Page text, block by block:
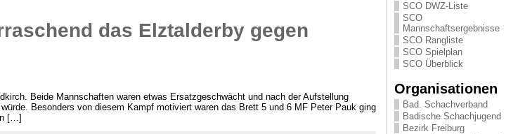
das Elztalderby gegen
Beide Mannschaften waren etwas Ersatzgeschwächt und nach der Aufstellung
Besonders von diesem Kampf motiviert waren das Brett 5 und 6 MF Peter Pauk ging
[…]
SCO DWZ-Liste
SCO
Mannschaftsergebnisse
SCO Rangliste
SCO Spielplan
SCO Überblick
Organisationen
Bad. Schachverband
Badische Schachjugend
Bezirk Freiburg